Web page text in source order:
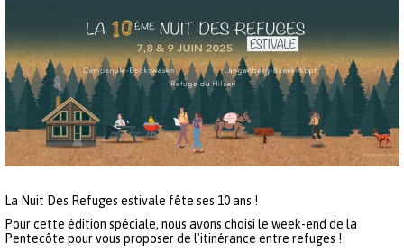
La Nuit Des Refuges estivale fête ses 10 ans !
Pour cette édition spéciale, nous avons choisi le week-end de la
Pentecôte pour vous proposer de l'itinérance entre refuges !